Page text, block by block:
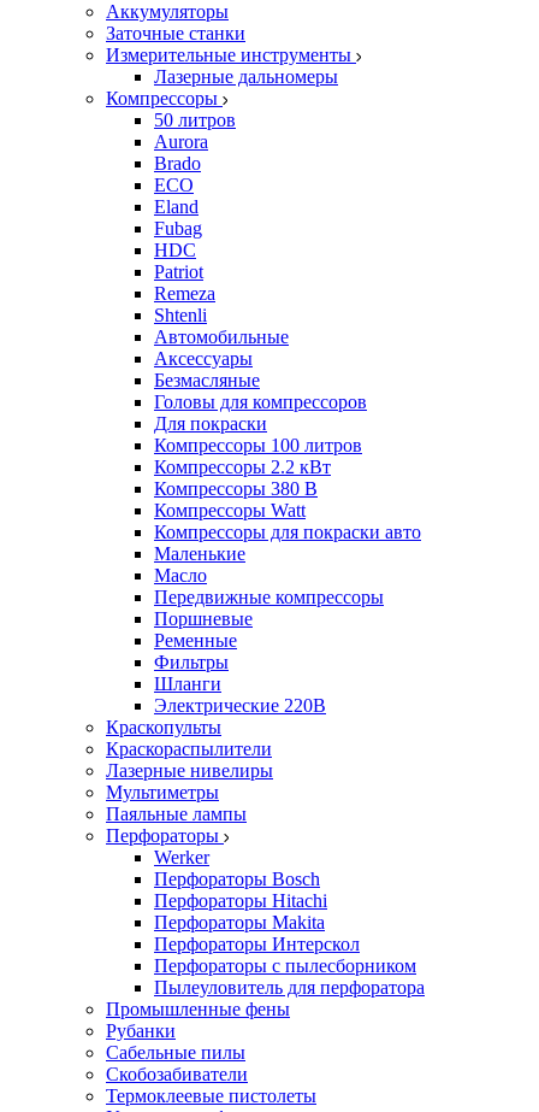
Аккумуляторы
Заточные станки
Измерительные инструменты
Лазерные дальномеры
Компрессоры
50 литров
Aurora
Brado
ECO
Eland
Fubag
HDC
Patriot
Remeza
Shtenli
Автомобильные
Аксессуары
Безмасляные
Головы для компрессоров
Для покраски
Компрессоры 100 литров
Компрессоры 2.2 кВт
Компрессоры 380 В
Компрессоры Watt
Компрессоры для покраски авто
Маленькие
Масло
Передвижные компрессоры
Поршневые
Ременные
Фильтры
Шланги
Электрические 220В
Краскопульты
Краскораспылители
Лазерные нивелиры
Мультиметры
Паяльные лампы
Перфораторы
Werker
Перфораторы Bosch
Перфораторы Hitachi
Перфораторы Makita
Перфораторы Интерскол
Перфораторы с пылесборником
Пылеуловитель для перфоратора
Промышленные фены
Рубанки
Сабельные пилы
Скобозабиватели
Термоклеевые пистолеты